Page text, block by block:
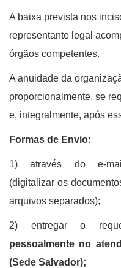
A baixa prevista nos
representante legal
órgãos competentes.
A anuidade da
proporcionalmente, se
e, integralmente, após
Formas de Envio:
1) através do e-
(digitalizar os
arquivos separados);
2) entregar o
pessoalmente no
(Sede Salvador);